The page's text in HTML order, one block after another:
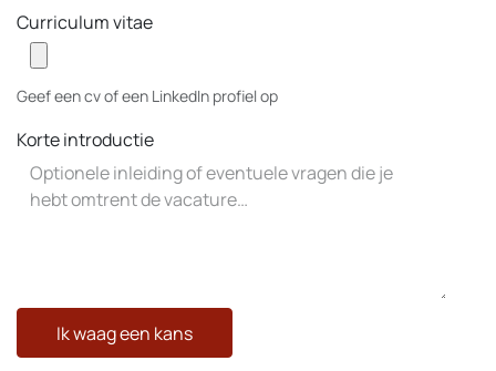
Curriculum vitae
Geef een cv of een LinkedIn profiel op
Korte introductie
Ik waag een kans